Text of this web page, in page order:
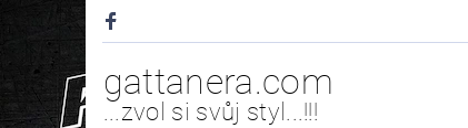
gattanera.com
...zvol si svůj styl...!!!